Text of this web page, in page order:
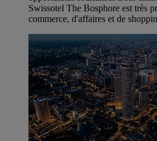
Swissotel The Bosphore est très
commerce, d'affaires et de